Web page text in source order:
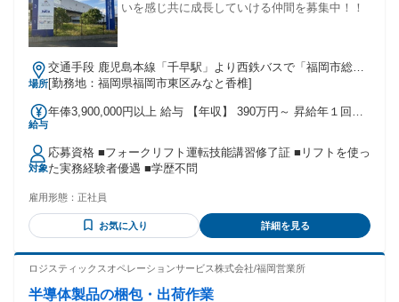
いを感じ共に成長していける仲間を募集中！！
場所
交通手段 鹿児島本線「千早駅」より西鉄バスで「福岡市総合
体育館」下車 徒歩10分 ※朝・夕のみ 鹿児島本線「千早駅」
[勤務地：福岡県福岡市東区みなと香椎]
給与
年俸3,900,000円以上 給与 【年収】 390万円～ 昇給年１回，
対象
応募資格 ■フォークリフト運転技能講習修了証 ■リフトを使っ
た実務経験者優遇 ■学歴不問
雇用形態： 正社員
お気に入り 詳細を見る
ロジスティックスオペレーションサービス株式会社/福岡営業所
半導体製品の梱包・出荷作業